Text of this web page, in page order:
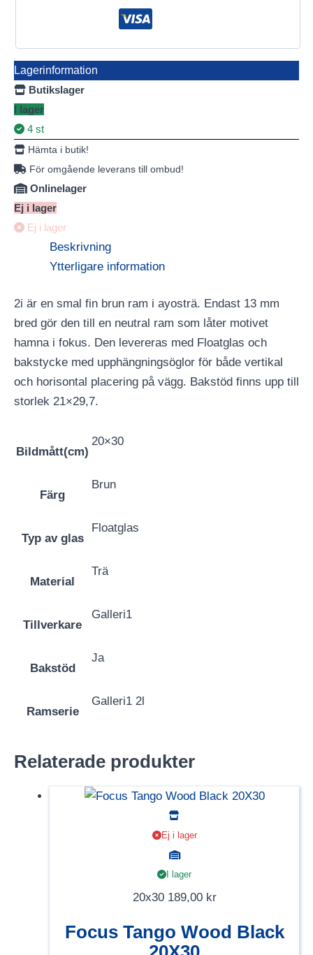
Lagerinformation
Butikslager
I lager
4 st
Hämta i butik!
För omgående leverans till ombud!
Onlinelager
Ej i lager
Ej i lager
Beskrivning
Ytterligare information
2i är en smal fin brun ram i ayosträ. Endast 13 mm
bred gör den till en neutral ram som låter motivet
hamna i fokus. Den levereras med Floatglas och
bakstycke med upphängningsöglor för både vertikal
och horisontal placering på vägg. Bakstöd finns upp till
storlek 21×29,7.
Bildmått(cm)
20×30
Färg
Brun
Typ av glas
Floatglas
Material
Trä
Tillverkare
Galleri1
Bakstöd
Ja
Ramserie
Galleri1 2l
Relaterade produkter
Ej i lager
I lager
20x30 189,00 kr
Focus Tango Wood Black